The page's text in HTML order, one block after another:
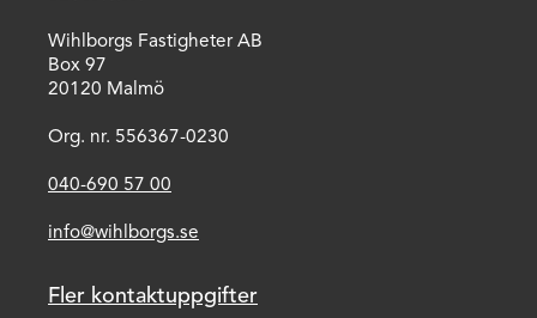
Wihlborgs Fastigheter AB
Box 97
20120 Malmö
Org. nr. 556367-0230
040-690 57 00
info@wihlborgs.se
Fler kontaktuppgifter